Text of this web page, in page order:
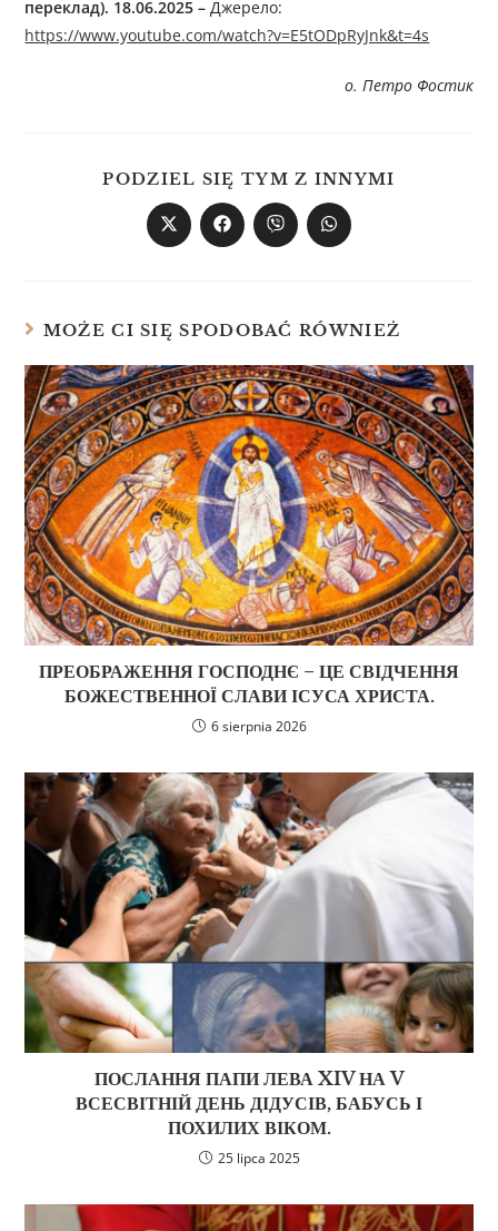
переклад). 18.06.2025 –Джерелo:
https://www.youtube.com/watch?v=E5tODpRyJnk&t=4s
о. Петро Фостик
PODZIEL SIĘ TYM Z INNYMI
MOŻE CI SIĘ SPODOBAĆ RÓWNIEŻ
ПРЕОБРАЖЕННЯ ГОСПОДНЄ − ЦЕ СВІДЧЕННЯ
БОЖЕСТВЕННОЇ СЛАВИ ІСУСА ХРИСТА.
6 sierpnia 2026
ПОСЛАННЯ ПАПИ ЛЕВА XIV НА V
ВСЕСВІТНІЙ ДЕНЬ ДІДУСІВ, БАБУСЬ І
ПОХИЛИХ ВІКОМ.
25 lipca 2025